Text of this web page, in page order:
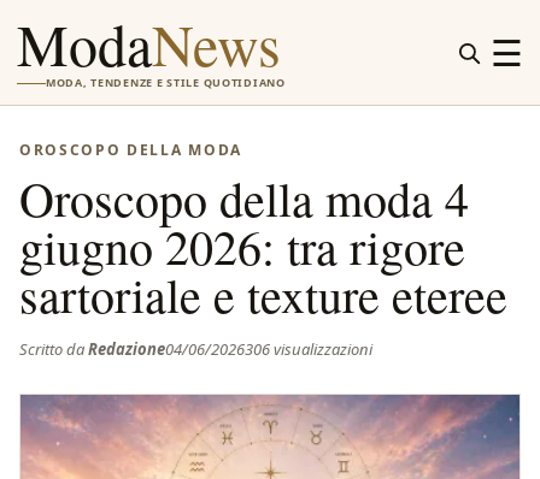
ModaNews
MODA, TENDENZE E STILE QUOTIDIANO
☰
OROSCOPO DELLA MODA
Oroscopo della moda 4
giugno 2026: tra rigore
sartoriale e texture eteree
Scritto daRedazione04/06/2026306 visualizzazioni